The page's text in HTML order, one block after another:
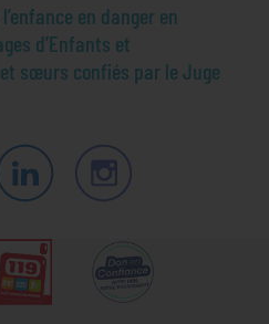
l’enfance en danger en
d’Enfants et
sœurs confiés par le Juge